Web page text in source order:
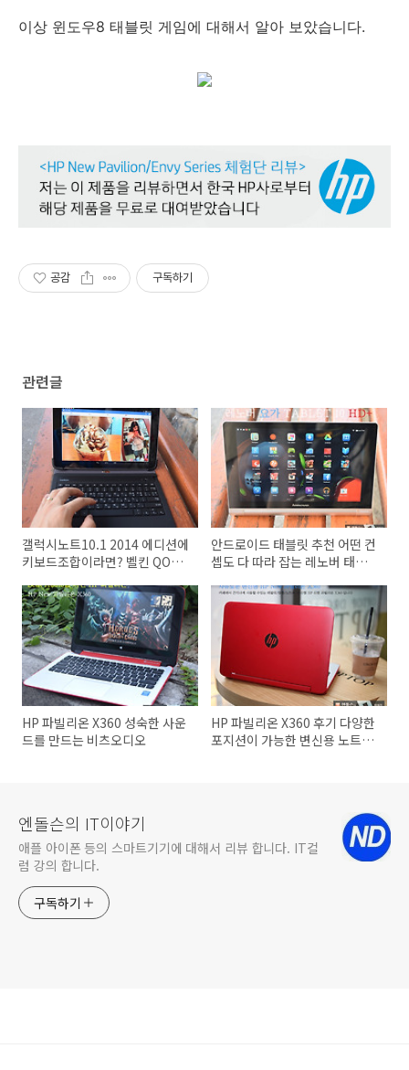
이상 윈도우8 태블릿 게임에 대해서 알아 보았습니다.
공감 구독하기
관련글
갤럭시노트10.1 2014 에디션에
키보드조합이라면? 벨킨 QODE
안드로이드 태블릿 추천 어떤 컨
셉도 다 따라 잡는 레노버 태블
HP 파빌리온 X360 성숙한 사운
드를 만드는 비츠오디오
HP 파빌리온 X360 후기 다양한
포지션이 가능한 변신용 노트북
엔돌슨의 IT이야기
애플 아이폰 등의 스마트기기에 대해서 리뷰 합니다. IT컬
럼 강의 합니다.
구독하기